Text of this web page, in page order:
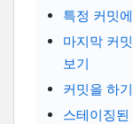
특정 커밋
마지막 커
보기
커밋을 하
스테이징